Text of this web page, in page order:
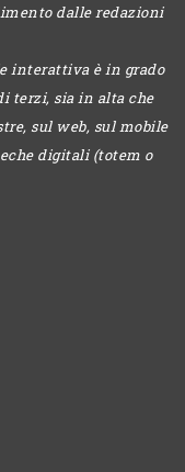
dalle redazioni
interattiva è in grado
terzi, sia in alta che
sul web, sul mobile
digitali (totem o